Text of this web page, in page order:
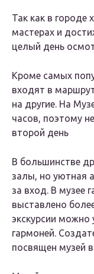
Так как в городе
мастерах и
целый день
Кроме самых
входят в
на другие. На
часов, поэтому
второй день
В большинстве
залы, но уютная
за вход. В музее
выставлено
экскурсии можно
гармоней.
посвящен музей